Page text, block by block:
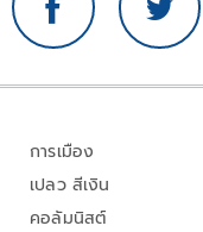
การเมือง
เปลว สีเงิน
คอลัมนิสต์